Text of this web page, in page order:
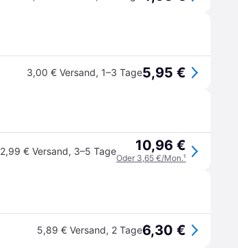
3,00 € Versand, 1–3 Tage5,95 €
2,99 € Versand, 3–5 Tage 10,96 €
Oder 3,65 €/Mon.¹
5,89 € Versand, 2 Tage6,30 €